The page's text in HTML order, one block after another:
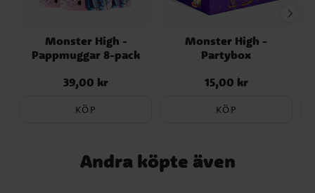
Monster High -
Pappmuggar 8-pack
Pris:39,00 kr
39,00 kr
KÖP
Monster High -
Partybox
Pris:15,00 kr
15,00 kr
KÖP
Andra köpte även